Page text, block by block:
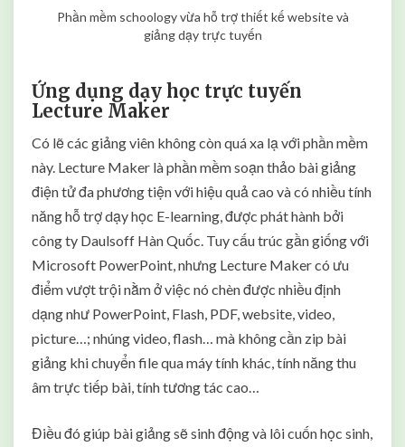
Phần mềm schoology vừa hỗ trợ thiết kế website và
giảng dạy trực tuyến
Ứng dụng dạy học trực tuyến
Lecture Maker
Có lẽ các giảng viên không còn quá xa lạ với phần mềm
này. Lecture Maker là phần mềm soạn thảo bài giảng
điện tử đa phương tiện với hiệu quả cao và có nhiều tính
năng hỗ trợ dạy học E-learning, được phát hành bởi
công ty Daulsoff Hàn Quốc. Tuy cấu trúc gần giống với
Microsoft PowerPoint, nhưng Lecture Maker có ưu
điểm vượt trội nằm ở việc nó chèn được nhiều định
dạng như PowerPoint, Flash, PDF, website, video,
picture…; nhúng video, flash… mà không cần zip bài
giảng khi chuyển file qua máy tính khác, tính năng thu
âm trực tiếp bài, tính tương tác cao…
Điều đó giúp bài giảng sẽ sinh động và lôi cuốn học sinh,